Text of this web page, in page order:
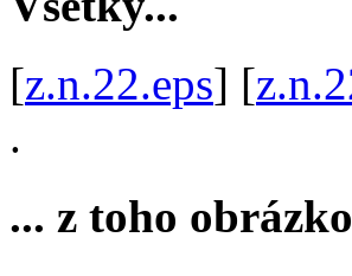
[z.n.22.eps] [
.
... z toho